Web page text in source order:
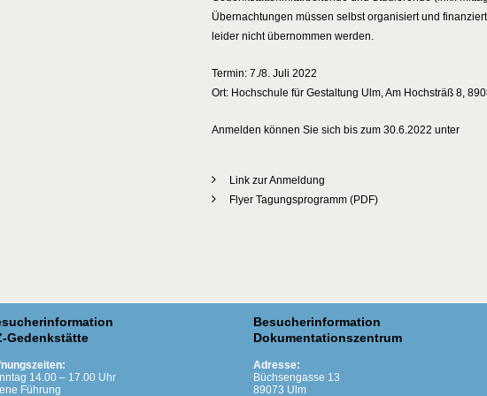
Übernachtungen müssen selbst organisiert und
leider nicht übernommen werden.
Termin: 7./8. Juli 2022
Ort: Hochschule für Gestaltung Ulm, Am Hochsträß 8,
Anmelden können Sie sich bis zum 30.6.2022 unter
Link zur Anmeldung
Flyer Tagungsprogramm (PDF)
Gedenkstätte
14.00 – 17.00 Uhr
Führung
Besucherinformation
Dokumentationszentrum
Adresse:
Büchsengasse 13
89073 Ulm